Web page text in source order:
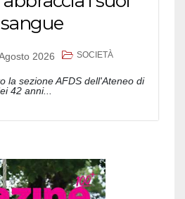
2026 SOCIETÀ
la sezione AFDS dell'Ateneo di
42 anni...